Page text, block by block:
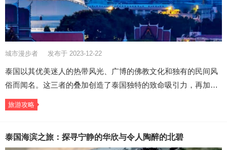
城市漫步者 发布于 2023-12-22
泰国以其优美迷人的热带风光、广博的佛教文化和独有的民间风
俗而闻名。这三者的叠加创造了泰国独特的致命吸引力，再加…
旅游攻略
泰国海滨之旅：探寻宁静的华欣与令人陶醉的北碧